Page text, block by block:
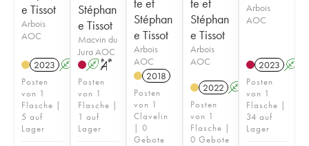
e Tissot
Arbois
AOC
2023 A S
Posten
von 1
Flasche |
5 auf
Lager
Stéphan
e Tissot
Macvin du
Jura AOC
A S
Posten
von 1
Flasche |
1 auf
Lager
Stéphan
e Tissot
Arbois
AOC
2018
Posten
von 1
Clavelin
| 0
Gebote
Stéphan
e Tissot
Arbois
AOC
2022 A
Posten
von 1
Flasche |
0 Gebote
Arbois
AOC
2023 A
Posten
von 1
Flasche |
34 auf
Lager